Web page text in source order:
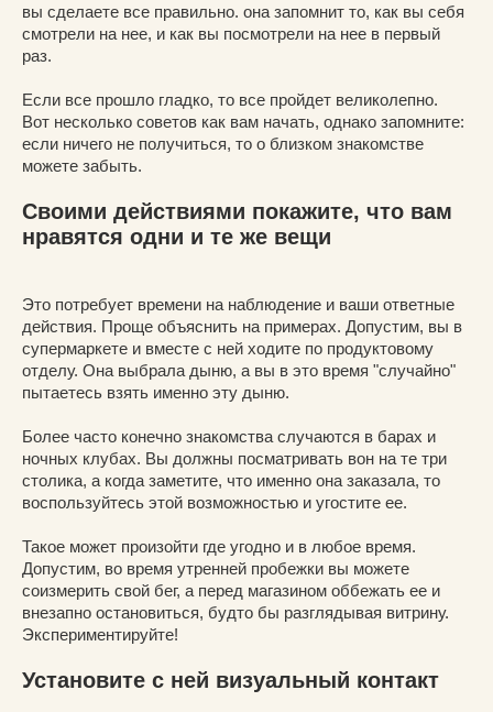
вы сделаете все правильно. она запомнит то, как вы себя
смотрели на нее, и как вы посмотрели на нее в первый
раз.
Если все прошло гладко, то все пройдет великолепно.
Вот несколько советов как вам начать, однако запомните:
если ничего не получиться, то о близком знакомстве
можете забыть.
Своими действиями покажите, что вам
нравятся одни и те же вещи
Это потребует времени на наблюдение и ваши ответные
действия. Проще объяснить на примерах. Допустим, вы в
супермаркете и вместе с ней ходите по продуктовому
отделу. Она выбрала дыню, а вы в это время "случайно"
пытаетесь взять именно эту дыню.
Более часто конечно знакомства случаются в барах и
ночных клубах. Вы должны посматривать вон на те три
столика, а когда заметите, что именно она заказала, то
воспользуйтесь этой возможностью и угостите ее.
Такое может произойти где угодно и в любое время.
Допустим, во время утренней пробежки вы можете
соизмерить свой бег, а перед магазином оббежать ее и
внезапно остановиться, будто бы разглядывая витрину.
Экспериментируйте!
Установите с ней визуальный контакт